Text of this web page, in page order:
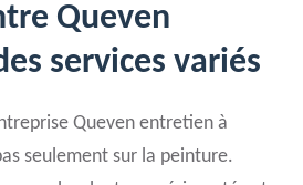
Queven
services variés
Queven entretien à
seulement sur la peinture.